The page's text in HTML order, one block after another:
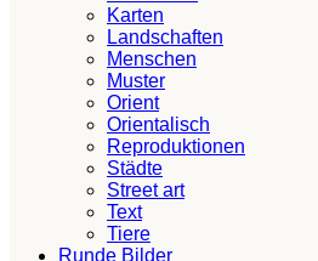
Karten
Landschaften
Menschen
Muster
Orient
Orientalisch
Reproduktionen
Städte
Street art
Text
Tiere
Runde Bilder